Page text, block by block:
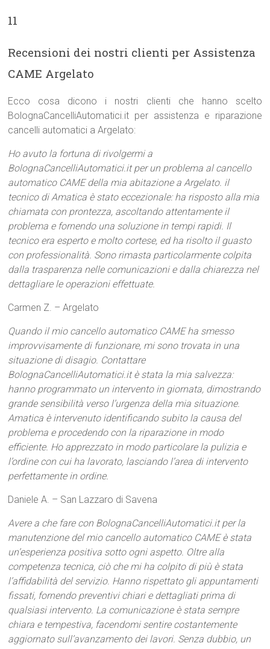
11
Recensioni dei nostri clienti per Assistenza
CAME Argelato
Ecco cosa dicono i nostri clienti che hanno scelto
BolognaCancelliAutomatici.it per assistenza e riparazione
cancelli automatici a Argelato:
Ho avuto la fortuna di rivolgermi a
BolognaCancelliAutomatici.it per un problema al cancello
automatico CAME della mia abitazione a Argelato. il
tecnico di Amatica è stato eccezionale: ha risposto alla mia
chiamata con prontezza, ascoltando attentamente il
problema e fornendo una soluzione in tempi rapidi. Il
tecnico era esperto e molto cortese, ed ha risolto il guasto
con professionalità. Sono rimasta particolarmente colpita
dalla trasparenza nelle comunicazioni e dalla chiarezza nel
dettagliare le operazioni effettuate.
Carmen Z. – Argelato
Quando il mio cancello automatico CAME ha smesso
improvvisamente di funzionare, mi sono trovata in una
situazione di disagio. Contattare
BolognaCancelliAutomatici.it è stata la mia salvezza:
hanno programmato un intervento in giornata, dimostrando
grande sensibilità verso l’urgenza della mia situazione.
Amatica è intervenuto identificando subito la causa del
problema e procedendo con la riparazione in modo
efficiente. Ho apprezzato in modo particolare la pulizia e
l’ordine con cui ha lavorato, lasciando l’area di intervento
perfettamente in ordine.
Daniele A. – San Lazzaro di Savena
Avere a che fare con BolognaCancelliAutomatici.it per la
manutenzione del mio cancello automatico CAME è stata
un’esperienza positiva sotto ogni aspetto. Oltre alla
competenza tecnica, ciò che mi ha colpito di più è stata
l’affidabilità del servizio. Hanno rispettato gli appuntamenti
fissati, fornendo preventivi chiari e dettagliati prima di
qualsiasi intervento. La comunicazione è stata sempre
chiara e tempestiva, facendomi sentire costantemente
aggiornato sull’avanzamento dei lavori. Senza dubbio, un